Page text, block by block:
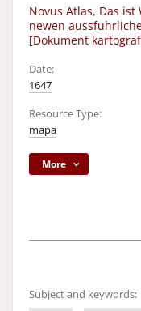
Novus Atlas, Das
newen
[Dokument
Date:
1647
Resource Type:
mapa
More
Subject and keywords: